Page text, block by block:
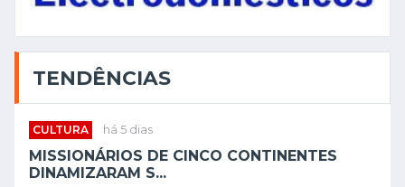
TENDÊNCIAS
CULTURA há 5 dias
MISSIONÁRIOS DE CINCO CONTINENTES
DINAMIZARAM S...